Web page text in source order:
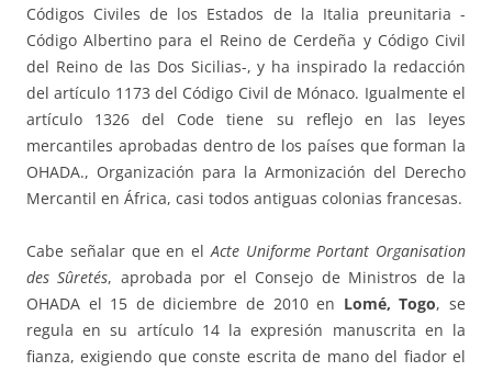
Códigos Civiles de los Estados de la Italia preunitaria -
Código Albertino para el Reino de Cerdeña y Código Civil
del Reino de las Dos Sicilias-, y ha inspirado la redacción
del artículo 1173 del Código Civil de Mónaco. Igualmente el
artículo 1326 del Code tiene su reflejo en las leyes
mercantiles aprobadas dentro de los países que forman la
OHADA., Organización para la Armonización del Derecho
Mercantil en África, casi todos antiguas colonias francesas.
Cabe señalar que en elActe Uniforme Portant Organisation
des Sûretés, aprobada por el Consejo de Ministros de la
OHADA el 15 de diciembre de 2010 en Lomé, Togo, se
regula en su artículo 14 la expresión manuscrita en la
fianza, exigiendo que conste escrita de mano del fiador el